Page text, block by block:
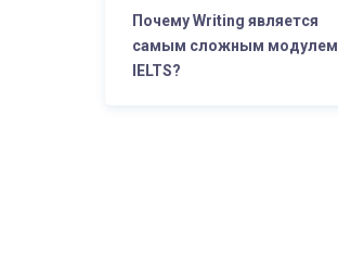
Почему Writing является
самым сложным модулем
IELTS?